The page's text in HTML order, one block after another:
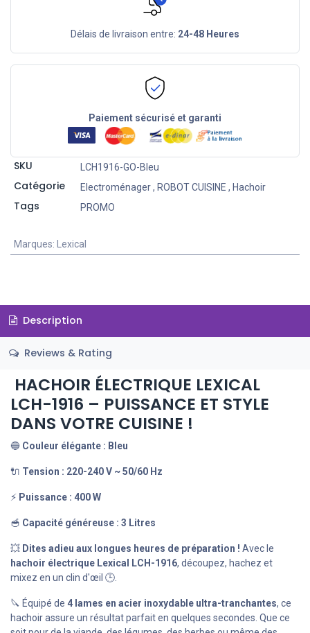
Délais de livraison entre: 24-48 Heures
Paiement sécurisé et garanti
SKU LCH1916-GO-Bleu
Catégorie Electroménager, ROBOT CUISINE , Hachoir
Tags PROMO
Marques: Lexical
Description
Reviews & Rating
HACHOIR ÉLECTRIQUE LEXICAL
LCH-1916 – PUISSANCE ET STYLE
DANS VOTRE CUISINE !
🔵 Couleur élégante : Bleu
🔌 Tension : 220-240 V ~ 50/60 Hz
⚡ Puissance : 400 W
🥣 Capacité généreuse : 3 Litres
💥 Dites adieu aux longues heures de préparation ! Avec le
hachoir électrique Lexical LCH-1916, découpez, hachez et
mixez en un clin d'œil 🕒.
🔪 Équipé de 4 lames en acier inoxydable ultra-tranchantes, ce
hachoir assure un résultat parfait en quelques secondes. Que ce